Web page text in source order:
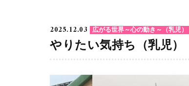
2025.12.03 広がる世界～心の動き～（乳児）
やりたい気持ち（乳児）